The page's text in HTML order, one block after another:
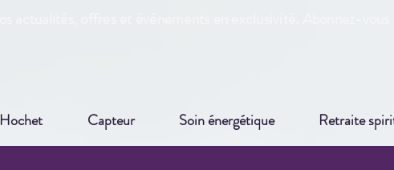
Hochet Capteur Soin énergétique Retraite